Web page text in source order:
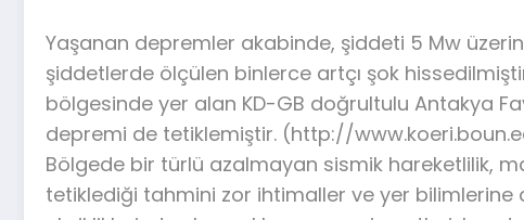
Yaşanan depremler akabinde, şiddeti 5 Mw
şiddetlerde ölçülen binlerce artçı şok
bölgesinde yer alan KD-GB doğrultulu Antakya
depremi de tetiklemiştir. (http://
Bölgede bir türlü azalmayan sismik hareketlilik,
tetiklediği tahmini zor ihtimaller ve yer bilimlerine